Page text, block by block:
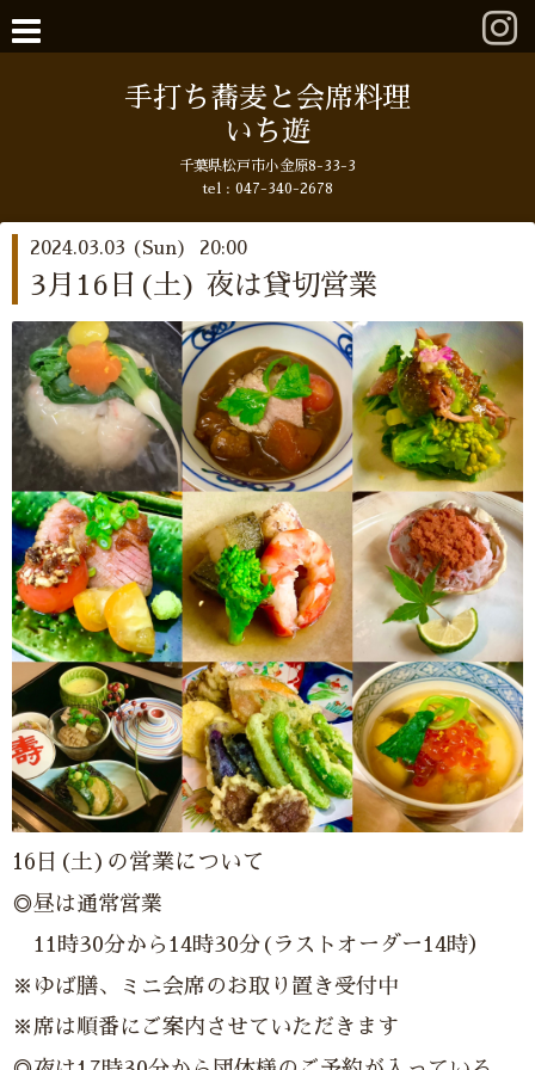
手打ち蕎麦と会席料理
いち遊
千葉県松戸市小金原8-33-3
tel : 047-340-2678
2024.03.03 (Sun) 20:00
3月16日(土) 夜は貸切営業
16日(土)の営業について
◎昼は通常営業
11時30分から14時30分(ラストオーダー14時）
※ゆば膳、ミニ会席のお取り置き受付中
※席は順番にご案内させていただきます